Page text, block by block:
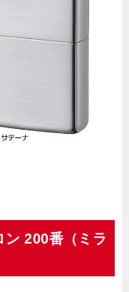
ン 200番（ミラ